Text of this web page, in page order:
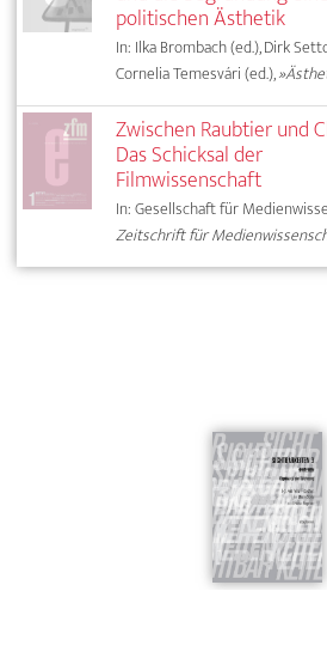
politischen Ästhetik
In: Ilka Brombach (ed.), Dirk
Cornelia Temesvári (ed.),
Zwischen Raubtier und
Das Schicksal der
Filmwissenschaft
In: Gesellschaft für
Zeitschrift für